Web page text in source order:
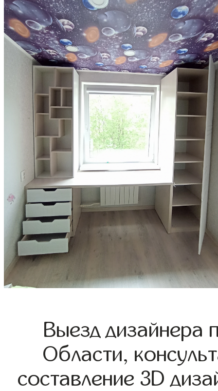
Выезд дизайнера
Области,
составление 3D